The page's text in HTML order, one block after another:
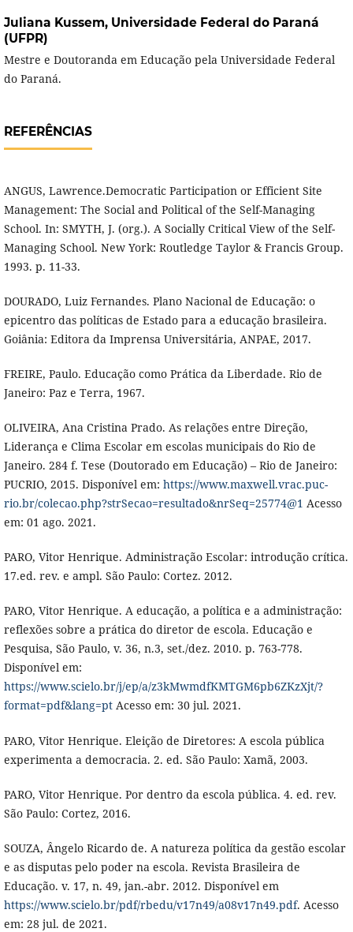
Juliana Kussem, Universidade Federal do Paraná
(UFPR)
Mestre e Doutoranda em Educação pela Universidade Federal
do Paraná.
REFERÊNCIAS
ANGUS, Lawrence.Democratic Participation or Efficient Site
Management: The Social and Political of the Self-Managing
School. In: SMYTH, J. (org.). A Socially Critical View of the Self-
Managing School. New York: Routledge Taylor & Francis Group.
1993. p. 11-33.
DOURADO, Luiz Fernandes. Plano Nacional de Educação: o
epicentro das políticas de Estado para a educação brasileira.
Goiânia: Editora da Imprensa Universitária, ANPAE, 2017.
FREIRE, Paulo. Educação como Prática da Liberdade. Rio de
Janeiro: Paz e Terra, 1967.
OLIVEIRA, Ana Cristina Prado. As relações entre Direção,
Liderança e Clima Escolar em escolas municipais do Rio de
Janeiro. 284 f. Tese (Doutorado em Educação) – Rio de Janeiro:
PUCRIO, 2015. Disponível em: https://www.maxwell.vrac.puc-
rio.br/colecao.php?strSecao=resultado&nrSeq=25774@1 Acesso
em: 01 ago. 2021.
PARO, Vitor Henrique. Administração Escolar: introdução crítica.
17.ed. rev. e ampl. São Paulo: Cortez. 2012.
PARO, Vitor Henrique. A educação, a política e a administração:
reflexões sobre a prática do diretor de escola. Educação e
Pesquisa, São Paulo, v. 36, n.3, set./dez. 2010. p. 763-778.
Disponível em:
https://www.scielo.br/j/ep/a/z3kMwmdfKMTGM6pb6ZKzXjt/?
format=pdf&lang=ptAcesso em: 30 jul. 2021.
PARO, Vitor Henrique. Eleição de Diretores: A escola pública
experimenta a democracia. 2. ed. São Paulo: Xamã, 2003.
PARO, Vitor Henrique. Por dentro da escola pública. 4. ed. rev.
São Paulo: Cortez, 2016.
SOUZA, Ângelo Ricardo de. A natureza política da gestão escolar
e as disputas pelo poder na escola. Revista Brasileira de
Educação. v. 17, n. 49, jan.-abr. 2012. Disponível em
https://www.scielo.br/pdf/rbedu/v17n49/a08v17n49.pdf. Acesso
em: 28 jul. de 2021.